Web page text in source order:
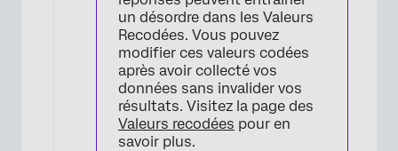
un désordre dans les Valeurs
Recodées. Vous pouvez
modifier ces valeurs codées
après avoir collecté vos
données sans invalider vos
résultats. Visitez la page des
Valeurs recodées pour en
savoir plus.